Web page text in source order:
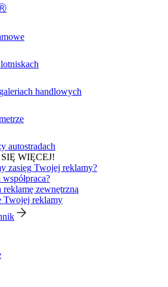
handlowych
autostradach
WIĘCEJ!
zasięg Twojej reklamy?
reklamę zewnętrzną
Twojej reklamy